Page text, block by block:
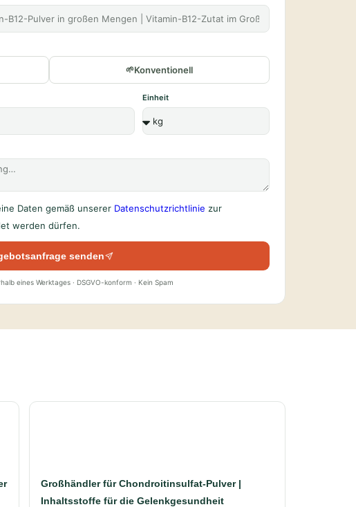
Konventionell
Einheit
Daten gemäß unserer Datenschutzrichtlinie zur
werden dürfen.
senden
eines Werktages · DSGVO-konform · Kein Spam
Großhändler für Chondroitinsulfat-Pulver |
Inhaltsstoffe für die Gelenkgesundheit